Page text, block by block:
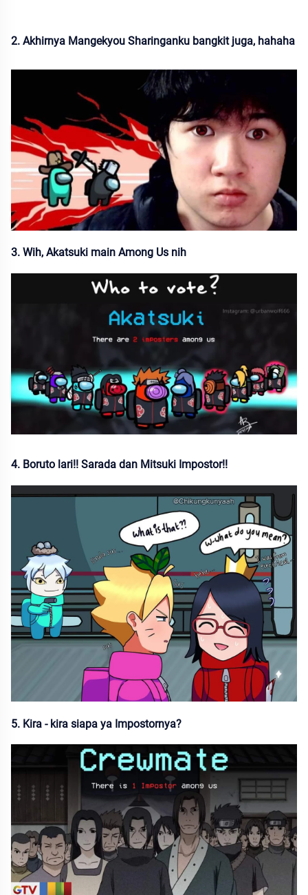
2. Akhirnya Mangekyou Sharinganku bangkit juga, hahaha
3. Wih, Akatsuki main Among Us nih
4. Boruto lari!! Sarada dan Mitsuki Impostor!!
5. Kira - kira siapa ya Impostornya?